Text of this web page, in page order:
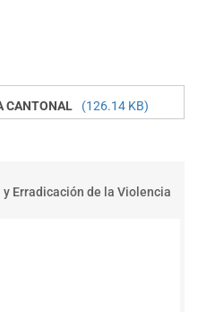
CANTONAL (126.14 KB)
Erradicación de la Violencia